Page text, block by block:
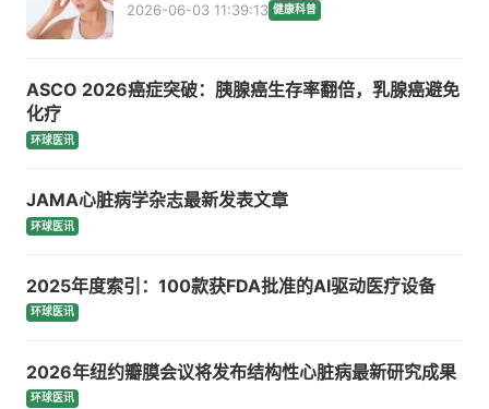
2026-06-03 11:39:13 健康科普
ASCO 2026癌症突破：胰腺癌生存率翻倍，乳腺癌避免
化疗
环球医讯
JAMA心脏病学杂志最新发表文章
环球医讯
2025年度索引：100款获FDA批准的AI驱动医疗设备
环球医讯
2026年纽约瓣膜会议将发布结构性心脏病最新研究成果
环球医讯